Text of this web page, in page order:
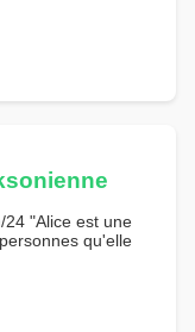
24 "Alice est une
qu'elle